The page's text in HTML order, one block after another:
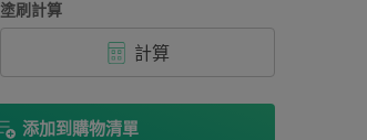
塗刷計算
計算
添加到購物清單